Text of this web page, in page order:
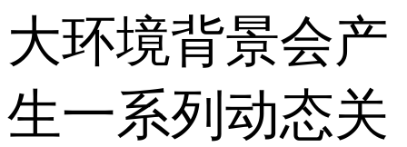
大环境背景会产
生一系列动态关